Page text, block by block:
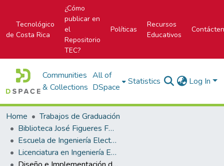
Tecnológico
de Costa Rica
¿Cómo
publicar en
el
Repositorio
TEC?
Políticas
Recursos
Educativos
Communities
& Collections
All of
DSpace
Statistics Log In
Home
Trabajos de Graduación
Biblioteca José Figueres Ferrer
Escuela de Ingeniería Electrónica
Licenciatura en Ingeniería Electrónica